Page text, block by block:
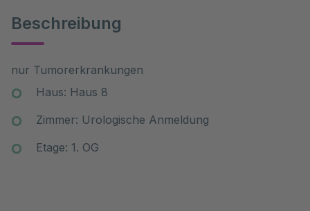
Beschreibung
nur Tumorerkrankungen
Haus: Haus 8
Zimmer: Urologische Anmeldung
Etage: 1. OG